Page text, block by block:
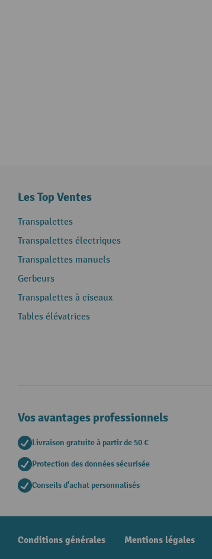
Les Top Ventes
Transpalettes
Transpalettes électriques
Transpalettes manuels
Gerbeurs
Transpalettes à ciseaux
Tables élévatrices
Vos avantages professionnels
Livraison gratuite à partir de 50 €
Protection des données sécurisée
Conseils d'achat personnalisés
Conditions générales Mentions légales